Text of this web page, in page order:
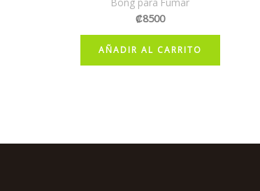
₡8500
AÑADIR AL CARRITO